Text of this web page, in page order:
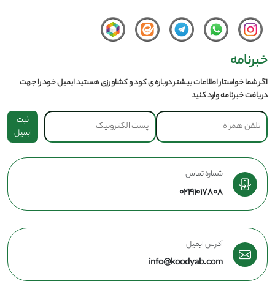
خبرنامه
اگر شما خواستار اطلاعات بیشتر درباره ی کود و کشاورزی هستید ایمیل خود را جهت
دریافت خبرنامه وارد کنید
ثبت
ایمیل
شماره تماس
02191017808
آدرس ایمیل
info@koodyab.com